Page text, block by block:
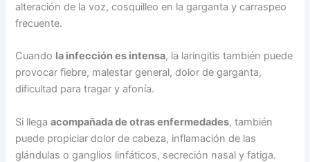
alteración de la voz, cosquilleo en la garganta y carraspeo
frecuente.
Cuando la infección es intensa, la laringitis también puede
provocar fiebre, malestar general, dolor de garganta,
dificultad para tragar y afonía.
Si llegaacompañada de otras enfermedades, también
puede propiciar dolor de cabeza, inflamación de las
glándulas o ganglios linfáticos, secreción nasal y fatiga.